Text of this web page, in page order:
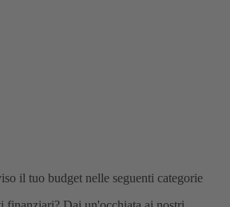
il tuo budget nelle seguenti categorie